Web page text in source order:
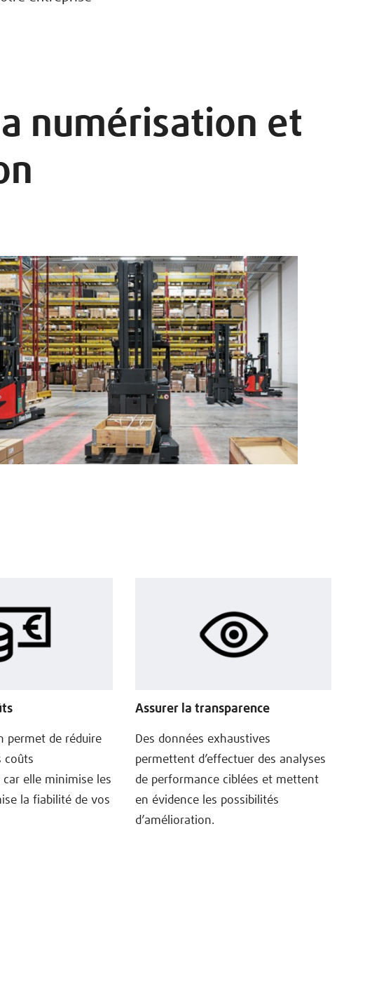
numérisation et
permet de réduire
coûts
elle minimise les
la fiabilité de vos
Assurer la transparence
Des données exhaustives
permettent d’effectuer des analyses
de performance ciblées et mettent
en évidence les possibilités
d’amélioration.